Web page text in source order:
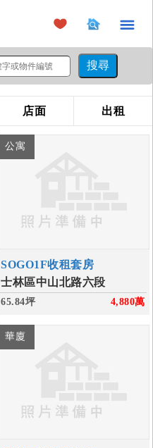
×
店面 出租
公寓
SOGO1F收租套房
士林區中山北路六段
65.84坪 4,880萬
華廈